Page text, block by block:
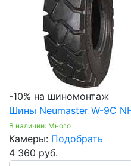
-10% на шиномонтаж
Шины Neumaster W-9C
В наличии: Много
Камеры: Подобрать
4 360 руб.